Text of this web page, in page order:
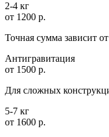
2-4 кг
от 1200 р.
Точная сумма зависит
Антигравитация
от 1500 р.
Для сложных
5-7 кг
от 1600 р.